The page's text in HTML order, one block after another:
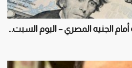
الجنيه المصري – اليوم السبت...